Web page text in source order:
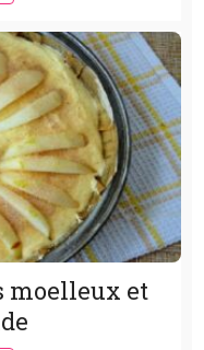
moelleux et